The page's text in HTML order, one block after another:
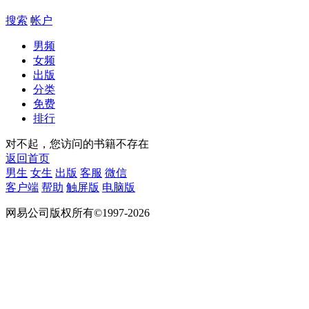
搜索 帐户
男频
女频
出版
分类
免费
排行
对不起，您访问的书籍不存在
返回首页
男生 女生 出版 客服 微信
客户端 帮助 触屏版 电脑版
网易公司版权所有©1997-2026